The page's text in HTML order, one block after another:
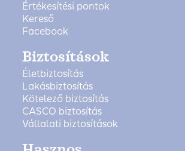
Értékesítési pontok
Kereső
Facebook
Biztosítások
Életbiztosítás
Lakásbiztosítás
Kötelező biztosítás
CASCO biztosítás
Vállalati biztosítások